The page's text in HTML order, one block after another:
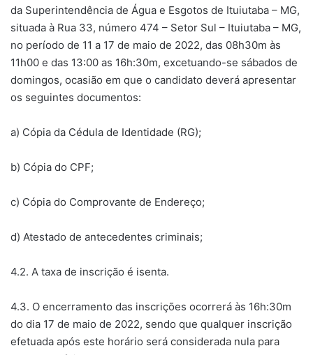
da Superintendência de Água e Esgotos de Ituiutaba – MG,
situada à Rua 33, número 474 – Setor Sul – Ituiutaba – MG,
no período de 11 a 17 de maio de 2022, das 08h30m às
11h00 e das 13:00 as 16h:30m, excetuando-se sábados de
domingos, ocasião em que o candidato deverá apresentar
os seguintes documentos:
a) Cópia da Cédula de Identidade (RG);
b) Cópia do CPF;
c) Cópia do Comprovante de Endereço;
d) Atestado de antecedentes criminais;
4.2. A taxa de inscrição é isenta.
4.3. O encerramento das inscrições ocorrerá às 16h:30m
do dia 17 de maio de 2022, sendo que qualquer inscrição
efetuada após este horário será considerada nula para